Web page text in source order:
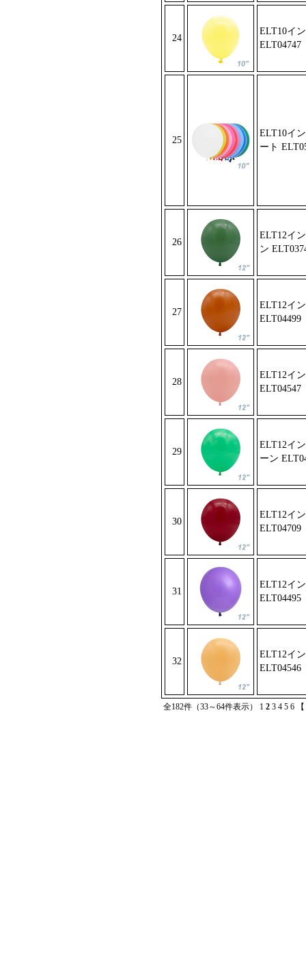
24
ELT10イ
ELT04747
25
ELT10イ
ート E
26
ELT12イ
ン ELT
27
ELT12イ
ELT04499
28
ELT12イ
ELT04547
29
ELT12イ
ーン E
30
ELT12イ
ELT04709
31
ELT12イ
ELT04495
32
ELT12イ
ELT04546
全182件（33～64件表示） 1 2 3 4 5 6 【